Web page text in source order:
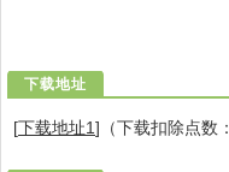
下载地址
[下载地址1]（下载扣除点数：